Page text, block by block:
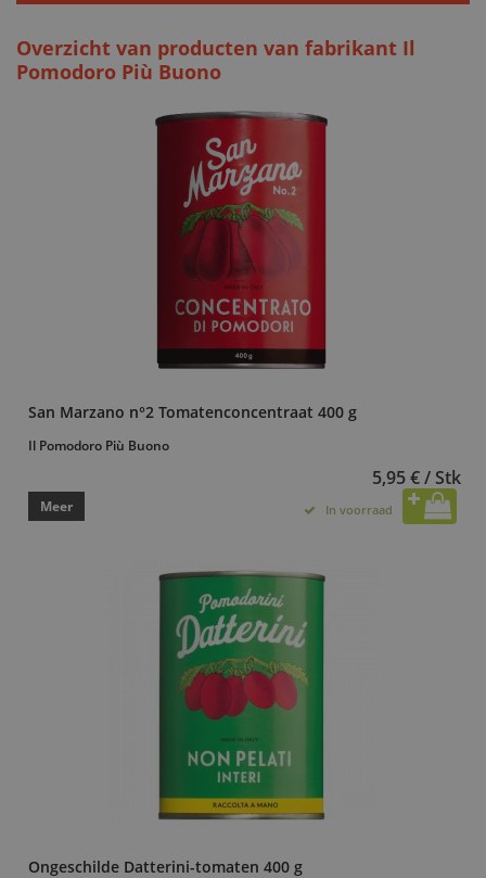
Overzicht van producten van fabrikant Il
Pomodoro Più Buono
San Marzano n°2 Tomatenconcentraat 400 g
Il Pomodoro Più Buono
5,95 € / Stk
Meer In voorraad
Ongeschilde Datterini-tomaten 400 g